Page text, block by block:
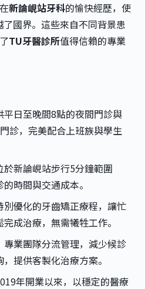
新論峴站牙科的愉快經歷，使
國界。這些來自不同背景患
TU牙醫診所值得信賴的專業
平日至晚間8點的夜間門診與
診，完美配合上班族與學生
於新論峴站步行5分鐘範圍
時間與交通成本。
別優化的牙齒矯正療程，讓忙
成治療，無需犧牲工作。
專業團隊分流管理，減少候診
提供客製化治療方案。
年開業以來，以穩定的醫療